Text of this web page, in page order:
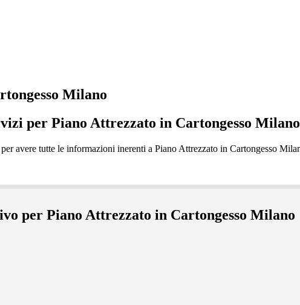
Milano
per Piano Attrezzato in Cartongesso Milano
per Piano Attrezzato in Cartongesso Milano